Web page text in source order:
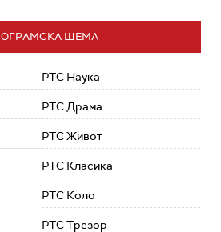
ШЕМА
РТС Наука
РТС Драма
РТС Живот
РТС Класика
РТС Коло
РТС Трезор